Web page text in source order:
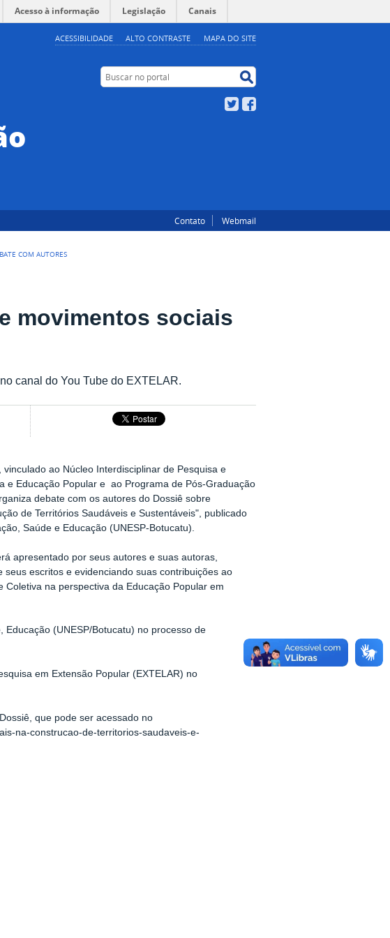
ACESSIBILIDADE ALTO CONTRASTE MAPA DO SITE
Acesso à informação Legislação Canais
Buscar no portal
Twitter
Contato Webmail
COM AUTORES
movimentos sociais
canal do You Tube do EXTELAR.
ao Núcleo Interdisciplinar de Pesquisa e
e Educação Popular e ao Programa de Pós-Graduação
debate com os autores do Dossiê sobre
de Territórios Saudáveis e Sustentáveis", publicado
Saúde e Educação (UNESP-Botucatu).
apresentado por seus autores e suas autoras,
seus escritos e evidenciando suas contribuições ao
Coletiva na perspectiva da Educação Popular em
(UNESP/Botucatu) no processo de
em Extensão Popular (EXTELAR) no
que pode ser acessado no
na-construcao-de-territorios-saudaveis-e-